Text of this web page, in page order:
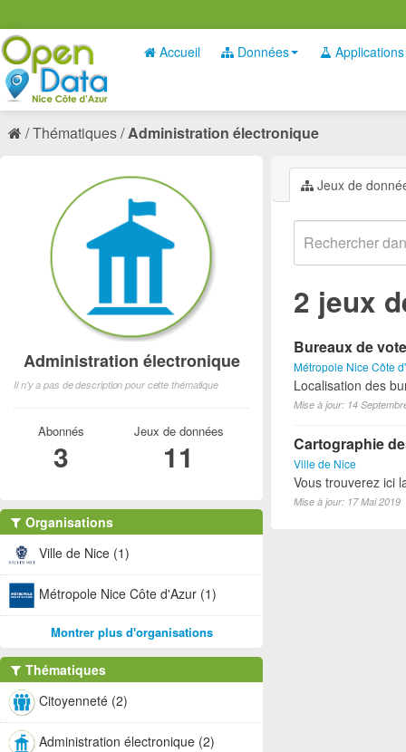
Accueil Données Applications
Thématiques Administration électronique
Jeux de
2 jeux
Bureaux de
Métropole Nice Côte
Localisation des
Mise à jour: 14
Cartographie
Ville de Nice
Vous trouverez ici
Mise à jour: 17 Mai 2019
Administration électronique
Il n'y a pas de description pour cette thématique
Abonnés
3
Jeux de données
11
Organisations
Ville de Nice (1)
Métropole Nice Côte d'Azur (1)
Montrer plus d'organisations
Thématiques
Citoyenneté (2)
Administration électronique (2)